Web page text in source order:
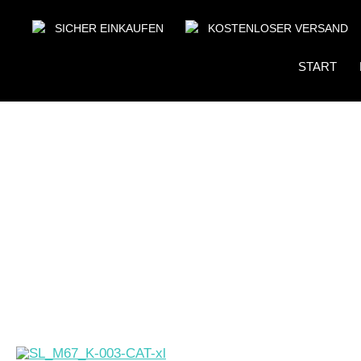
SICHER EINKAUFEN KOSTENLOSER VERSAND
START